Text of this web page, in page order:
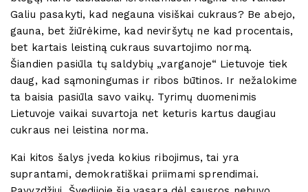
Galiu pasakyti, kad negauna visiškai cukraus? Be abejo,
gauna, bet žiūrėkime, kad neviršytų ne kad procentais,
bet kartais leistiną cukraus suvartojimo normą.
Šiandien pasiūla tų saldybių „varganoje“ Lietuvoje tiek
daug, kad sąmoningumas ir ribos būtinos. Ir nežalokime
ta baisia pasiūla savo vaikų. Tyrimų duomenimis
Lietuvoje vaikai suvartoja net keturis kartus daugiau
cukraus nei leistina norma.
Kai kitos šalys įveda kokius ribojimus, tai yra
suprantami, demokratiškai priimami sprendimai.